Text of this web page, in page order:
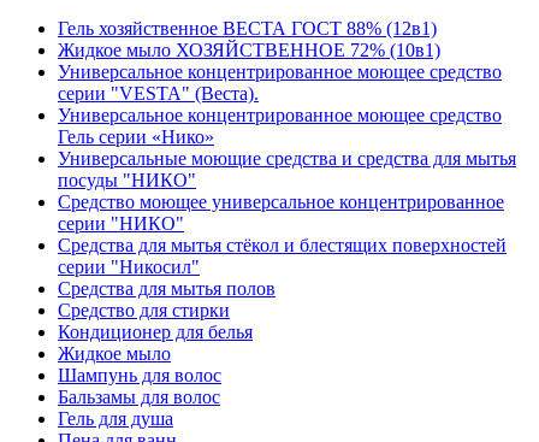
Гель хозяйственное ВЕСТА ГОСТ 88% (12в1)
Жидкое мыло ХОЗЯЙСТВЕННОЕ 72% (10в1)
Универсальное концентрированное моющее средство
серии "VESTA" (Веста).
Универсальное концентрированное моющее средство
Гель серии «Нико»
Универсальные моющие средства и средства для мытья
посуды "НИКО"
Средство моющее универсальное концентрированное
серии "НИКО"
Средства для мытья стёкол и блестящих поверхностей
серии "Никосил"
Средства для мытья полов
Средство для стирки
Кондиционер для белья
Жидкое мыло
Шампунь для волос
Бальзамы для волос
Гель для душа